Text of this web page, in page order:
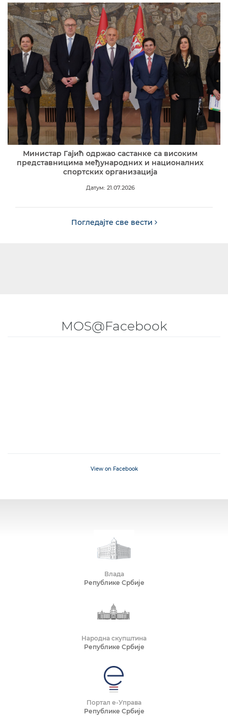
Министар Гајић одржао састанке са високим
представницима међународних и националних
спортских организација
Датум: 21.07.2026
Погледајте све вести
MOS@Facebook
View on Facebook
Влада
Републике Србије
Народна скупштина
Републике Србије
Портал е-Управа
Републике Србије